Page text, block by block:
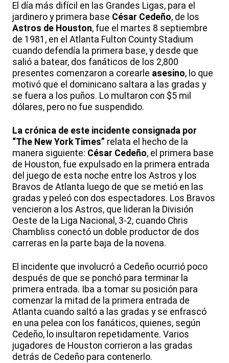
El día más difícil en las Grandes Ligas, para el
jardinero y primera base César Cedeño, de los
Astros de Houston, fue el martes 8 septiembre
de 1981, en el Atlanta Fulton County Stadium
cuando defendía la primera base, y desde que
salió a batear, dos fanáticos de los 2,800
presentes comenzaron a corearle asesino, lo que
motivó que el dominicano saltara a las gradas y
se fuera a los puños. Lo multaron con $5 mil
dólares, pero no fue suspendido.
La crónica de este incidente consignada por
“The New York Times” relata el hecho de la
manera siguiente: César Cedeño, el primera base
de Houston, fue expulsado en la primera entrada
del juego de esta noche entre los Astros y los
Bravos de Atlanta luego de que se metió en las
gradas y peleó con dos espectadores. Los Bravos
vencieron a los Astros, que lideran la División
Oeste de la Liga Nacional, 3-2, cuando Chris
Chambliss conectó un doble productor de dos
carreras en la parte baja de la novena.
El incidente que involucró a Cedeño ocurrió poco
después de que se ponchó para terminar la
primera entrada. Iba a tomar su posición para
comenzar la mitad de la primera entrada de
Atlanta cuando saltó a las gradas y se enfrascó
en una pelea con los fanáticos, quienes, según
Cedeño, lo insultaron repetidamente. Varios
jugadores de Houston corrieron a las gradas
detrás de Cedeño para contenerlo.